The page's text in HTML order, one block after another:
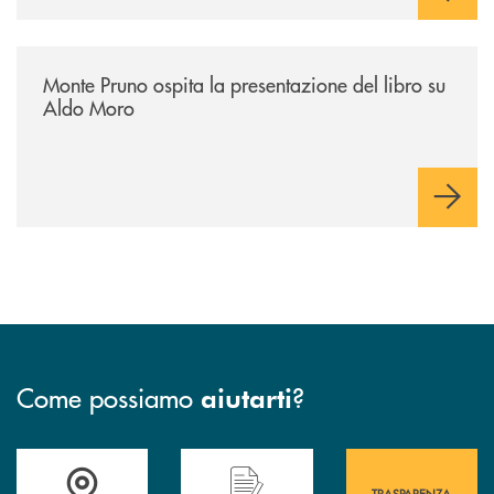
Monte Pruno ospita la presentazione del libro su
Aldo Moro
Come possiamo aiutarti?
Accedi all' elenco completo&nbsp; delle&nbsp; filiali&nbsp; di Banca
Hai bisogno di assistenza immediata?